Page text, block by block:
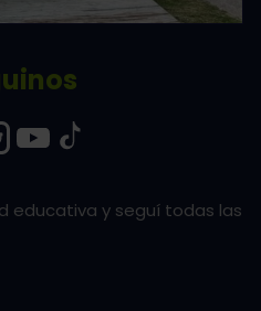
educativa y seguí todas las